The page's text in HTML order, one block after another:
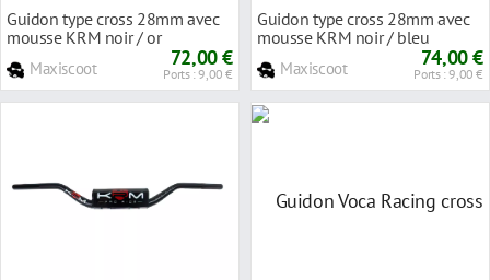
Guidon type cross 28mm avec
mousse KRM noir / or
Maxiscoot 72,00 €
Ports : 9,00 €
Guidon type cross 28mm avec
mousse KRM noir / bleu
Maxiscoot 74,00 €
Ports : 9,00 €